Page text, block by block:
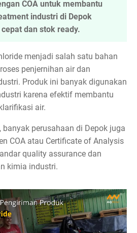
COA untuk membantu
industri di Depok
dan stok ready.
menjadi salah satu bahan
penjernihan air dan
Produk ini banyak digunakan
karena efektif membantu
air.
perusahaan di Depok juga
COA atau Certificate of Analysis
quality assurance dan
kimia industri.